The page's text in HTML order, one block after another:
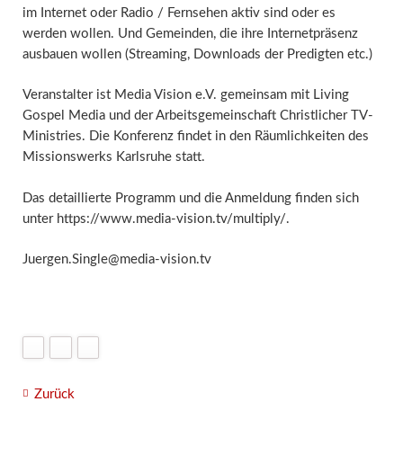
im Internet oder Radio / Fernsehen aktiv sind oder es
werden wollen. Und Gemeinden, die ihre Internetpräsenz
ausbauen wollen (Streaming, Downloads der Predigten etc.)
Veranstalter ist Media Vision e.V. gemeinsam mit Living
Gospel Media und der Arbeitsgemeinschaft Christlicher TV-
Ministries. Die Konferenz findet in den Räumlichkeiten des
Missionswerks Karlsruhe statt.
Das detaillierte Programm und die Anmeldung finden sich
unter https://www.media-vision.tv/multiply/.
Juergen.Single@media-vision.tv
Zurück